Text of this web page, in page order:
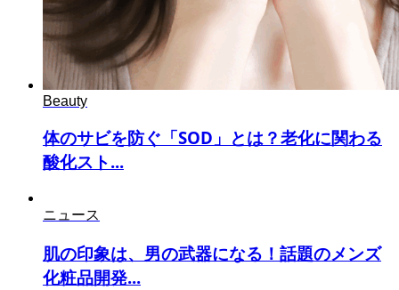
Beauty
体のサビを防ぐ「SOD」とは？老化に関わる
酸化スト...
ニュース
肌の印象は、男の武器になる！話題のメンズ
化粧品開発...